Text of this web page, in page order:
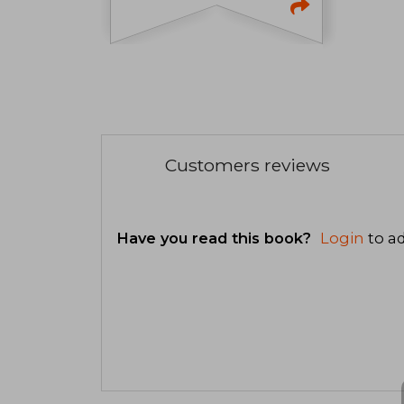
Customers reviews
Have you read this book? Login to